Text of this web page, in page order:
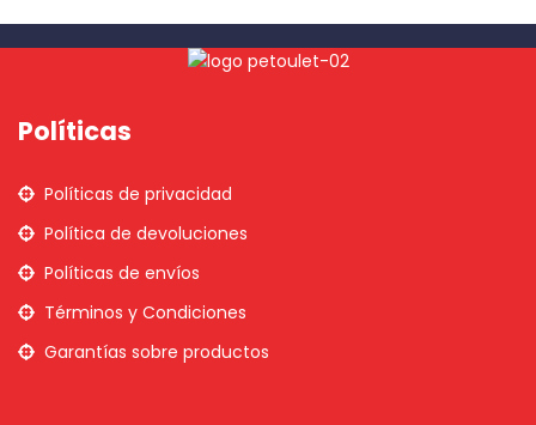
Políticas
Políticas de privacidad
Política de devoluciones
Políticas de envíos
Términos y Condiciones
Garantías sobre productos